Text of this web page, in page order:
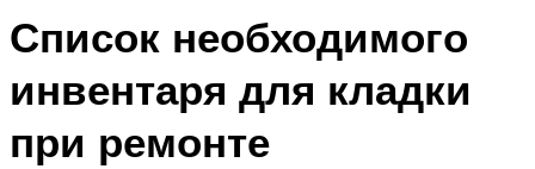
Список необходимого
инвентаря для кладки
при ремонте